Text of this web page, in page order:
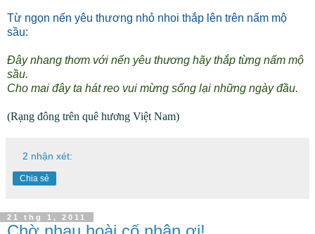
Từ ngọn nến yêu thương nhỏ nhoi thắp lên trên nấm mộ
sầu:
Đây nhang thơm với nến yêu thương hãy thắp từng nấm mộ
sầu.
Cho mai đây ta hát reo vui mừng sống lại những ngày đầu.
(Rạng đông trên quê hương Việt Nam)
2 nhận xét:
Chia sẻ
21 thg 1, 2011